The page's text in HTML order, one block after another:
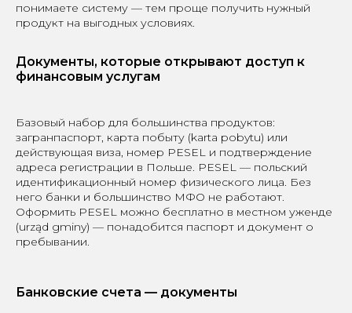
понимаете систему — тем проще получить нужный
продукт на выгодных условиях.
Документы, которые открывают доступ к
финансовым услугам
Базовый набор для большинства продуктов:
загранпаспорт, карта побыту (karta pobytu) или
действующая виза, номер PESEL и подтверждение
адреса регистрации в Польше. PESEL — польский
идентификационный номер физического лица. Без
него банки и большинство МФО не работают.
Оформить PESEL можно бесплатно в местном уженде
(urząd gminy) — понадобится паспорт и документ о
пребывании.
Банковские счета — документы